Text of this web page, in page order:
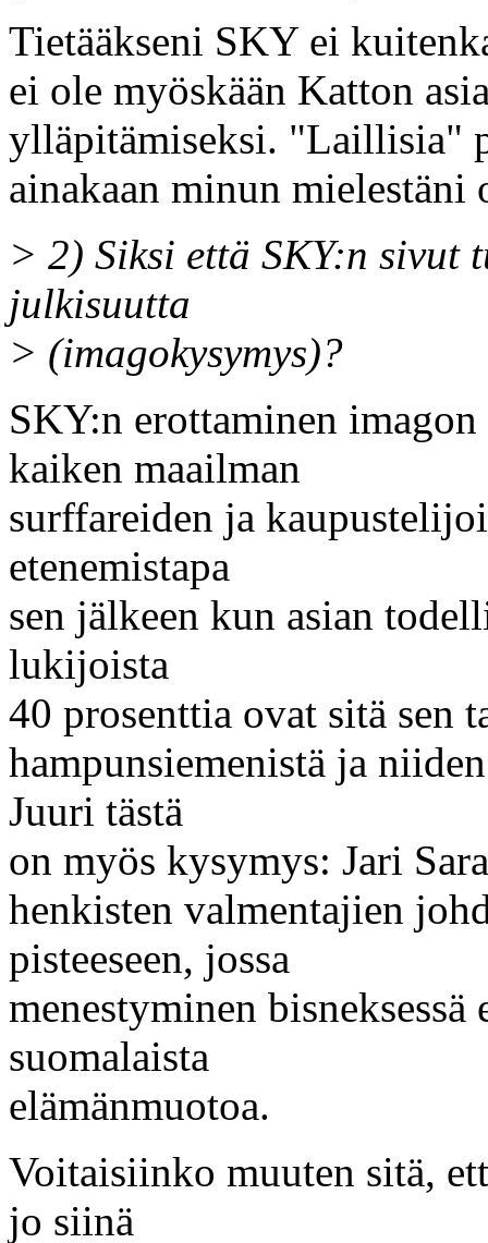
Tietääkseni SKY ei
ei ole myöskään Katton
ylläpitämiseksi. "Laillisia"
ainakaan minun mielestäni
> 2) Siksi että SKY:n sivut
julkisuutta
> (imagokysymys)?
SKY:n erottaminen
kaiken maailman
surffareiden ja
etenemistapa
sen jälkeen kun asian
lukijoista
40 prosenttia ovat sitä sen
hampunsiemenistä ja
Juuri tästä
on myös kysymys: Jari
henkisten valmentajien
pisteeseen, jossa
menestyminen
suomalaista
elämänmuotoa.
Voitaisiinko muuten sitä,
jo siinä